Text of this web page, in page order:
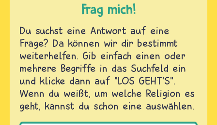
Frag mich!
Du suchst eine Antwort auf eine
Frage? Da können wir dir bestimmt
weiterhelfen. Gib einfach einen oder
mehrere Begriffe in das Suchfeld ein
und klicke dann auf "LOS GEHT'S".
Wenn du weißt, um welche Religion es
geht, kannst du schon eine auswählen.